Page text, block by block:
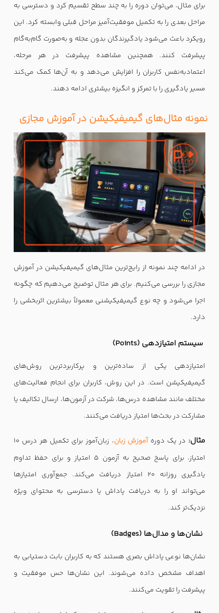
برای مثال، می‌توان دوره را به چند سطح تقسیم کرد و دسترسی به
مراحل بعدی را به تکمیل موفقیت‌آمیز مراحل قبلی وابسته کرد. این
رویکرد باعث می‌شود یادگیرندگان بدون عجله و به‌صورت گام‌به‌گام
پیشرفت کنند. همچنین مشاهده پیشرفت در هر مرحله،
اعتمادبه‌نفس کاربران را افزایش می‌دهد و به آن‌ها کمک می‌کند
مسیر یادگیری را با تمرکز و انگیزه بیشتری ادامه دهند.
نمونه مثال‌های گیمیفیکیشن در آموزش مجازی
در ادامه چند نمونه از رایج‌ترین مثال‌های گیمیفیکیشن در آموزش
مجازی را بررسی می‌کنیم. برای هر مثال توضیح می‌دهیم که چگونه
اجرا می‌شود و چه نوع گیمیفیکیشنی معمولاً بیشترین اثربخشی را
دارد.
سیستم امتیازدهی (Points)
امتیازدهی یکی از ساده‌ترین و پرکاربردترین روش‌های
گیمیفیکیشن است. در این روش، کاربران برای انجام فعالیت‌های
مختلف مانند مشاهده درس‌ها، شرکت در آزمون‌ها، ارسال تکالیف یا
مشارکت در بحث‌ها امتیاز دریافت می‌کنند.
مثال: در یک دورهآموزش زبان
، زبان‌آموز برای تکمیل هر درس ۱۰
امتیاز، برای پاسخ صحیح به آزمون ۵ امتیاز و برای حفظ تداوم
یادگیری روزانه ۲۰ امتیاز دریافت می‌کند. جمع‌آوری امتیازها
می‌تواند او را به دریافت پاداش یا دسترسی به محتوای ویژه
نزدیک‌تر کند.
نشان‌ها و مدال‌ها (Badges)
نشان‌ها نوعی پاداش بصری هستند که به کاربران بابت دستیابی به
اهداف مشخص داده می‌شوند. این نشان‌ها حس موفقیت و
پیشرفت را تقویت می‌کنند.